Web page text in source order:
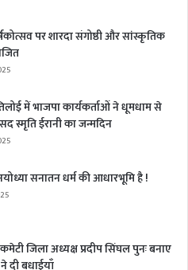
पर शारदा संगोष्ठी और सांस्कृतिक
में भाजपा कार्यकर्ताओं ने धूमधाम से
स्मृति ईरानी का जन्मदिन
सनातन धर्म की आधारभूमि है !
जिला अध्यक्ष प्रदीप सिंघल पुनः बनाए
दी बधाईयाँ